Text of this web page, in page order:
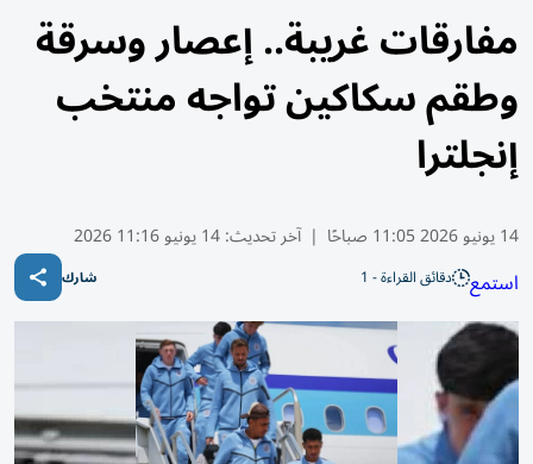
مفارقات غريبة.. إعصار وسرقة
وطقم سكاكين تواجه منتخب
إنجلترا
14 يونيو 2026 11:05 صباحًا | آخر تحديث:14 يونيو 11:16 2026
استمع دقائق القراءة - 1 شارك